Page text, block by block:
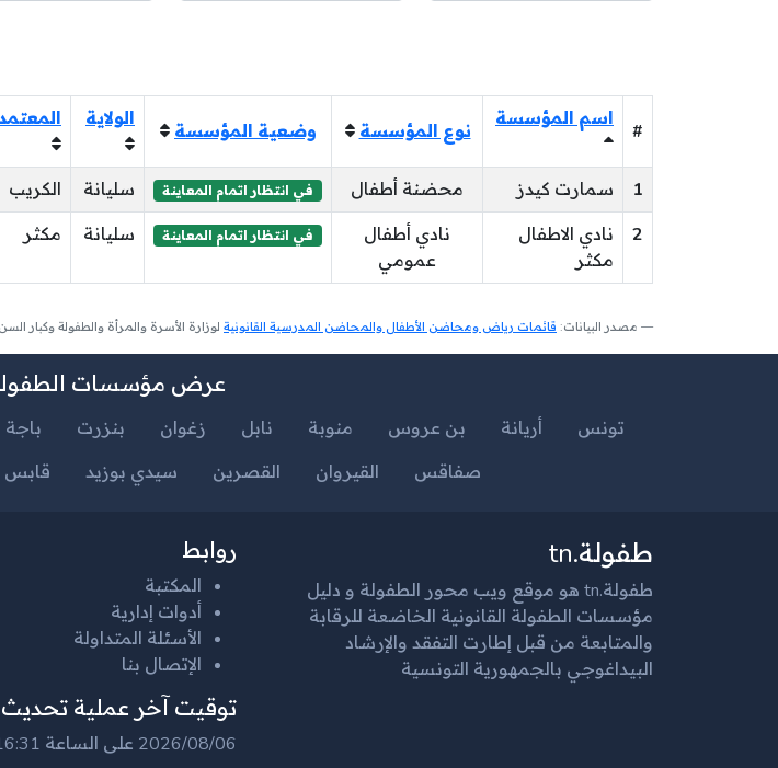
#
اسم المؤسسة
نوع المؤسسة وضعية المؤسسة
الولاية
1 سمارت كيدز محضنة أطفال في انتظار اتمام المعاينة سليانة الكريب
2
نادي الاطفال
مكثر
نادي أطفال
عمومي
في انتظار اتمام المعاينة سليانة مكثر
مصدر البيانات: قائمات رياض ومحاضن الأطفال والمحاضن المدرسية القانونية لوزارة الأسرة والمرأة والطفولة وكبار السن بتاريخ 2026/08/06 على
عرض مؤسسات
تونس أريانة بن عروس منوبة نابل زغوان بنزرت باجة
صفاقس
القيروان القصرين سيدي بوزيد قابس
طفولة.tn
طفولة.tn هو موقع ويب محور الطفولة و دليل
مؤسسات الطفولة القانونية الخاضعة للرقابة
والمتابعة من قبل إطارت التفقد والإرشاد
البيداغوجي بالجمهورية التونسية
روابط
المكتبة
أدوات إدارية
الأسئلة المتداولة
الإتصال بنا
توقيت آخر عملية تحديث
2026/08/06 على الساعة 16:31